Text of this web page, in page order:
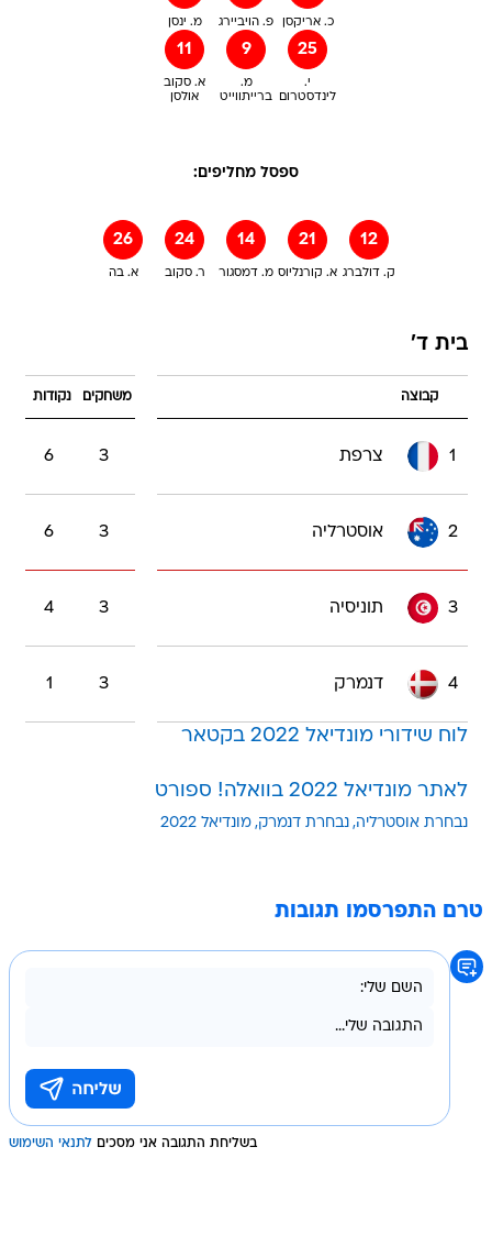
מ. ינסן פ. הויביירג כ. אריקסן
11
א. סקוב
אולסן
9
מ.
ברייתווייט
25
י.
לינדסטרום
ספסל מחליפים:
26
א. בה
24
ר. סקוב
14
מ. דמסגור
21
א. קורנליוס
12
ק. דולברג
בית ד'
קבוצה משחקים נקודות
1 צרפת 3
6
2 אוסטרליה 3
6
3 תוניסיה 3
4
4 דנמרק 3
1
לוח שידורי מונדיאל 2022 בקטאר
לאתר מונדיאל 2022 בוואלה! ספורט
נבחרת אוסטרליה נבחרת דנמרק מונדיאל 2022
טרם התפרסמו תגובות
בשליחת התגובה אני מסכים לתנאי השימוש